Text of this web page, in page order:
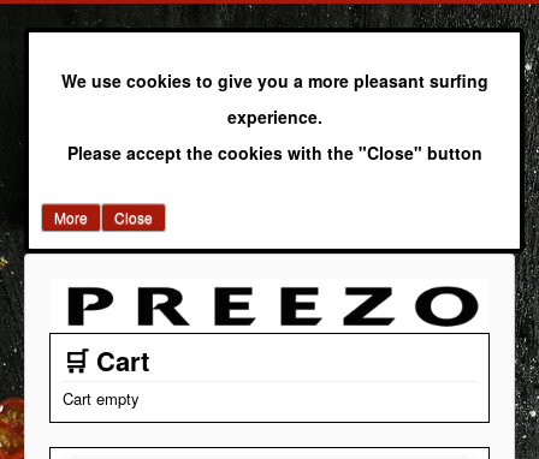
We use cookies to give you a more pleasant surfing
experience.
Please accept the cookies with the "Close" button
More Close
🛒 Cart
Cart empty